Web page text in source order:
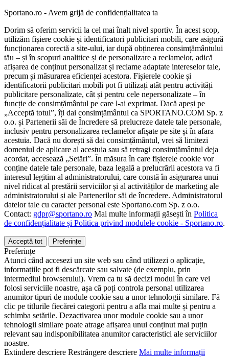
Sportano.ro - Avem grijă de confidențialitatea ta
Dorim să oferim servicii la cel mai înalt nivel sportiv. În acest scop,
utilizăm fișiere cookie și identificatori publicitari mobili, care asigură
funcționarea corectă a site-ului, iar după obținerea consimțământului
tău – și în scopuri analitice și de personalizare a reclamelor, adică
afișarea de conținut personalizat și reclame adaptate intereselor tale,
precum și măsurarea eficienței acestora. Fișierele cookie și
identificatorii publicitari mobili pot fi utilizați atât pentru activități
publicitare personalizate, cât și pentru cele nepersonalizate – în
funcție de consimțământul pe care l-ai exprimat. Dacă apeși pe
„Acceptă totul”, îți dai consimțământul ca SPORTANO.COM Sp. z
o.o. și Partenerii săi de Încredere să prelucreze datele tale personale,
inclusiv pentru personalizarea reclamelor afișate pe site și în afara
acestuia. Dacă nu dorești să dai consimțământul, vrei să limitezi
domeniul de aplicare al acestuia sau să retragi consimțământul deja
acordat, accesează „Setări”. În măsura în care fișierele cookie vor
conține datele tale personale, baza legală a prelucrării acestora va fi
interesul legitim al administratorului, care constă în asigurarea unui
nivel ridicat al prestării serviciilor și al activităților de marketing ale
administratorului și ale Partenerilor săi de încredere. Administratorul
datelor tale cu caracter personal este Sportano.com Sp. z o.o.
Contact: gdpr@sportano.ro Mai multe informații găsești în Politica
de confidențialitate și Politica privind modulele cookie - Sportano.ro.
Acceptă tot Preferințe
Preferințe
Atunci când accesezi un site web sau când utilizezi o aplicație,
informațiile pot fi descărcate sau salvate (de exemplu, prin
intermediul browserului). Vrem ca tu să decizi modul în care vei
folosi serviciile noastre, așa că poți controla personal utilizarea
anumitor tipuri de module cookie sau a unor tehnologii similare. Fă
clic pe titlurile fiecărei categorii pentru a afla mai multe și pentru a
schimba setările. Dezactivarea unor module cookie sau a unor
tehnologii similare poate atrage afișarea unui conținut mai puțin
relevant sau indisponibilitatea anumitor caracteristici ale serviciilor
noastre.
Extindere descriere Restrângere descriere Mai multe informații